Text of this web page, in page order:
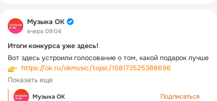
Музыка ОК
вчера 09:04
Итоги конкурса уже здесь!
https://ok.ru/okmusic/topic/158173525388696
Среди всех проголосовавших совершенно случайно
выбрали трёх «Фестивальщиков» и трёх «Летних танцоров»
Показать еще
Музыка ОК Подписаться